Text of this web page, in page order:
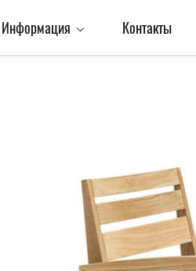
Информация Контакты